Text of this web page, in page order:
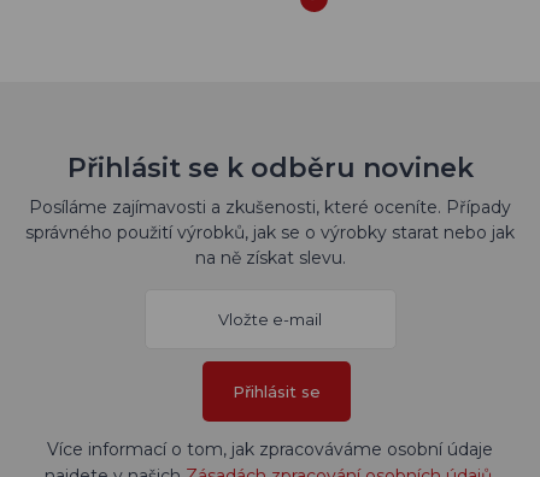
Přihlásit se k odběru novinek
Posíláme zajímavosti a zkušenosti, které oceníte. Případy
správného použití výrobků, jak se o výrobky starat nebo jak
na ně získat slevu.
Přihlásit se
Více informací o tom, jak zpracováváme osobní údaje